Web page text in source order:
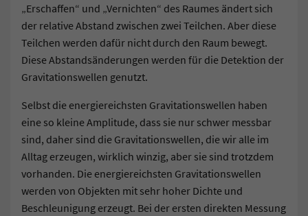
„Erschaffen“ und „Vernichten“ des Raumes ändert sich
der relative Abstand zwischen zwei Teilchen. Aber diese
Teilchen werden dafür nicht durch den Raum bewegt.
Diese Abstandsänderungen werden für die Detektion der
Gravitationswellen genutzt.
Selbst die energiereichsten Gravitationswellen haben
eine so kleine Amplitude, dass sie nur schwer messbar
sind, daher sind die Gravitationswellen, die wir alle im
Alltag erzeugen, wirklich winzig, aber sie sind trotzdem
vorhanden. Die energiereichsten Gravitationswellen
werden von Objekten mit sehr hoher Dichte und
Beschleunigung erzeugt. Bei der ersten direkten Messung